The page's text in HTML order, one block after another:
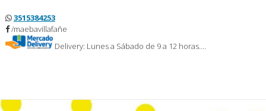
3515384253
/maebavillafañe
Delivery: Lunes a Sábado de 9 a 12 horas.…